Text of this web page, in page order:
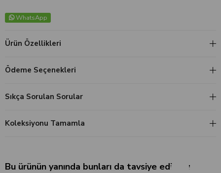
WhatsApp
Ürün Özellikleri
Ödeme Seçenekleri
Sıkça Sorulan Sorular
Koleksiyonu Tamamla
Bu ürünün yanında bunları da tavsiye ediyoruz.